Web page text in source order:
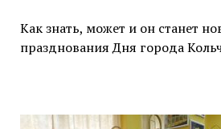
Как знать, может и он станет
празднования Дня города